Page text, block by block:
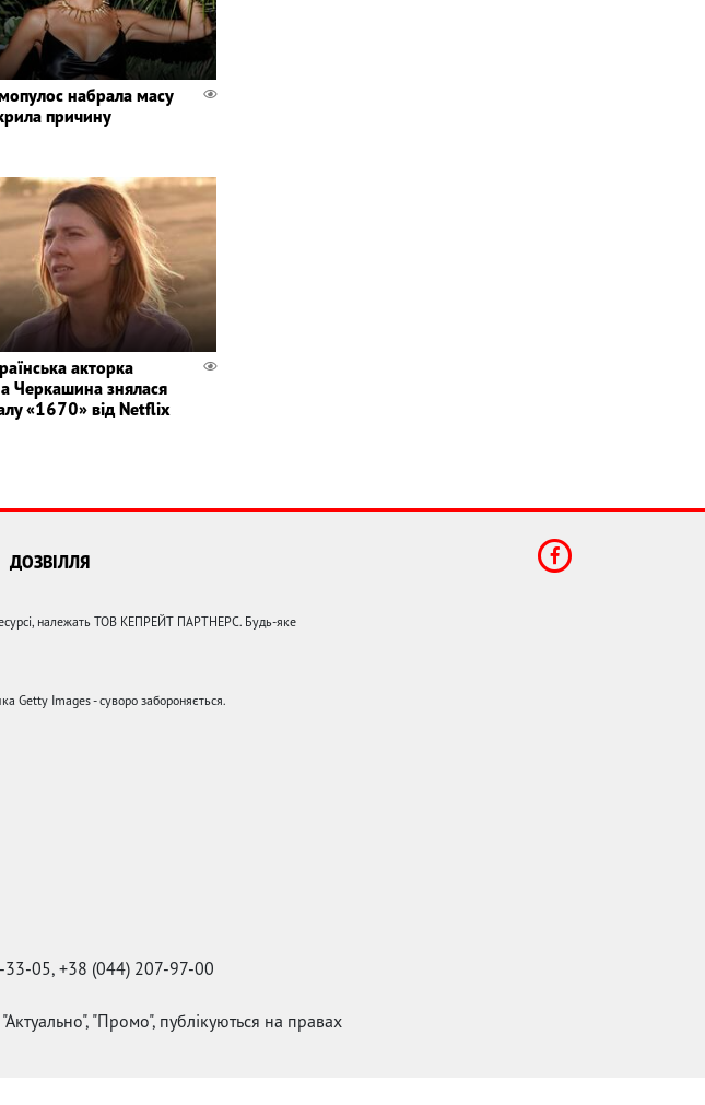
набрала масу
причину
акторка
Черкашина знялася
«1670» від Netflix
ДОЗВІЛЛЯ
належать ТОВ КЕПРЕЙТ ПАРТНЕРС. Будь-яке
Getty Images - суворо забороняється.
33-05, +38 (044) 207-97-00
"Промо", публікуються на правах